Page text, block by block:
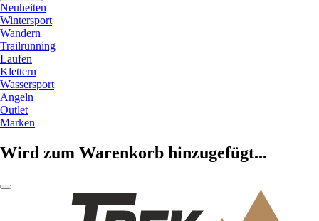
Neuheiten
Wintersport
Wandern
Trailrunning
Laufen
Klettern
Wassersport
Angeln
Outlet
Marken
Wird zum Warenkorb hinzugefügt...